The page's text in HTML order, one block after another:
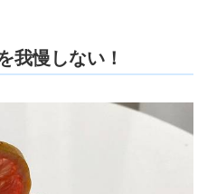
我慢しない！